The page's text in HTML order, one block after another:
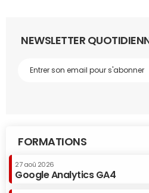
NEWSLETTER
FORMATIONS
27 aoû 2026
Google Analytics GA4